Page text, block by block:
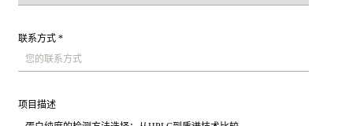
联系方式 *
项目描述